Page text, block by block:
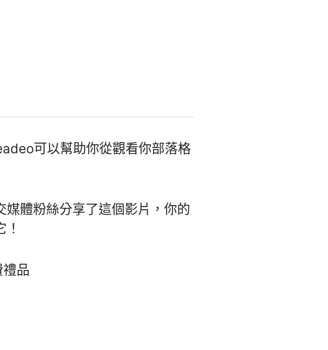
可以幫助你從觀看你部落格
體粉絲分享了這個影片，你的
品